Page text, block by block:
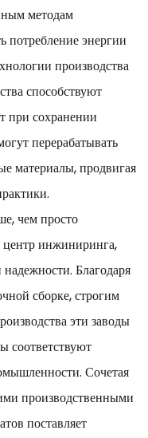
методам
потребление энергии
производства
способствуют
при сохранении
перерабатывать
материалы, продвигая
чем просто
центр инжиниринга,
Благодаря
сборке, строгим
эти заводы
соответствуют
Сочетая
производственными
поставляет